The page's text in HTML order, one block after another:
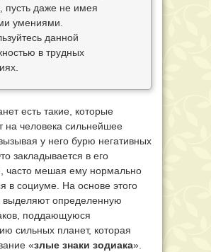
пусть даже не имея
умениями.
данной
в трудных
есть такие, которые
на человека сильнейшее
у него бурю негативных
закладывается в его
часто мешая ему нормально
в социуме. На основе этого
выделяют определенную
поддающуюся
сильных планет, которая
«злые знаки зодиака».